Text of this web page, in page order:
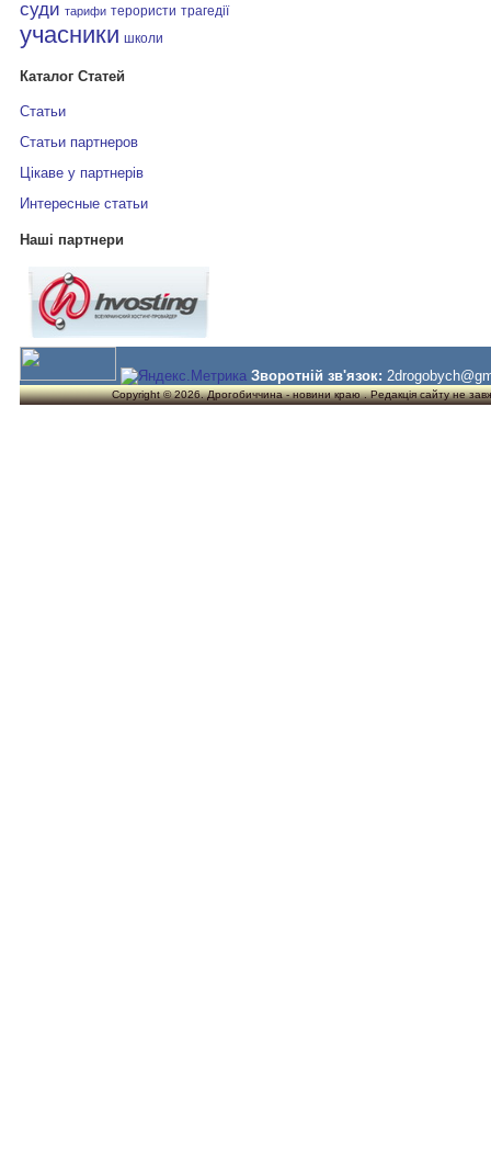
суди тарифи терористи трагедії
учасники школи
Каталог Статей
Статьи
Статьи партнеров
Цікаве у партнерів
Интересные статьи
Наші партнери
Зворотній зв'язок:
Copyright © 2026. Дрогобиччина - новини краю . Редакція сайту не